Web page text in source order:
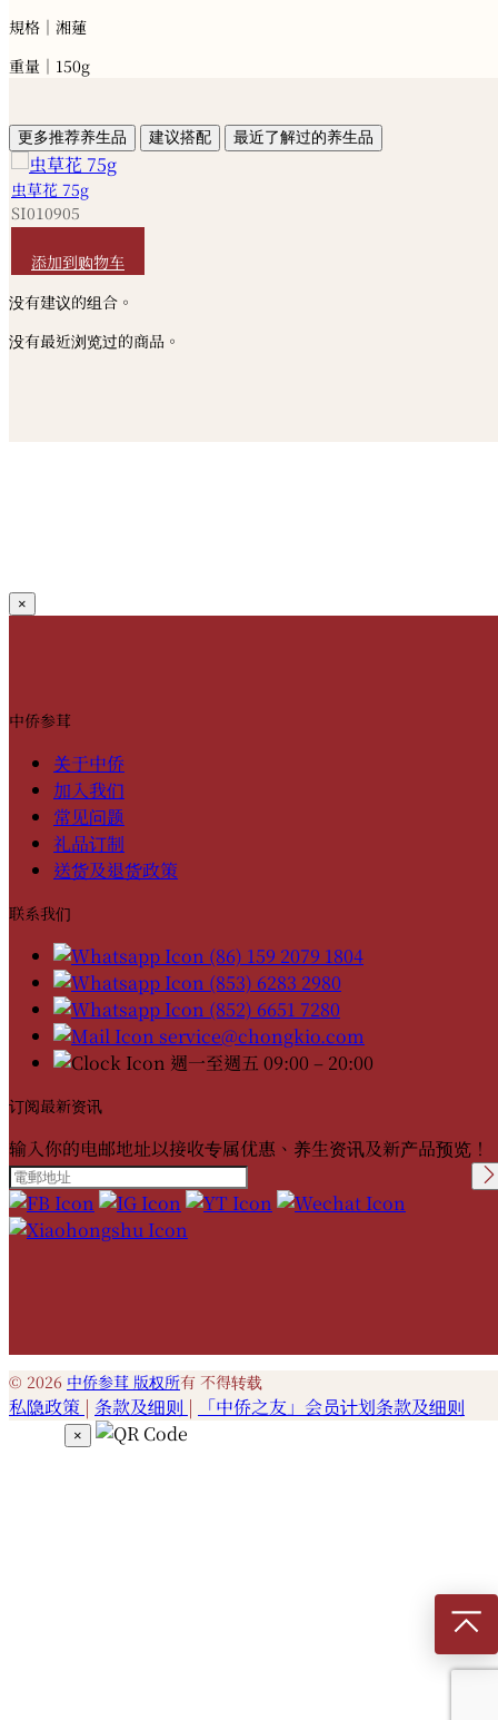
規格｜湘蓮
重量｜150g
更多推荐养生品 建议搭配 最近了解过的养生品
虫草花 75g
SI010905
添加到购物车
没有建议的组合。
没有最近浏览过的商品。
×
中侨参茸
关于中侨
加入我们
常见问题
礼品订制
送货及退货政策
联系我们
(86) 159 2079 1804
(853) 6283 2980
(852) 6651 7280
service@chongkio.com
週一至週五 09:00 – 20:00
订阅最新资讯
输入你的电邮地址以接收专属优惠、养生资讯及新产品预览！
Please leave this field
empty.
© 2026 中侨参茸 版权所有 不得转载
私隐政策 | 条款及细则 | 「中侨之友」会员计划条款及细则
×